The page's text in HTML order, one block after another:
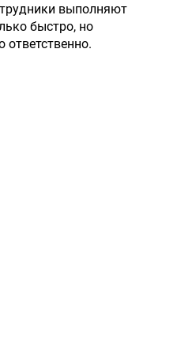
выполняют
быстро, но
ответственно.